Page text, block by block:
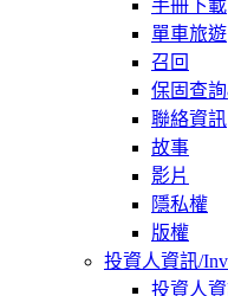
手冊下載
單車旅遊
召回
保固查
聯絡資訊
故事
影片
隱私權
版權
投資人資訊/
投資人